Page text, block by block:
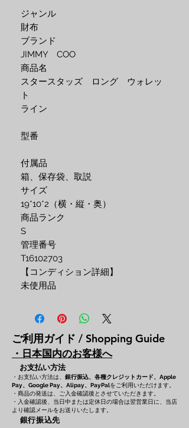
ジャンル
財布
ブランド
JIMMY　COO
商品名
スタースタッズ　ロング　ウォレッ
ト
ライン
型番
付属品
箱、保存袋、取説
サイズ
19*10*2（横・縦・奥）
商品ランク
S
管理番号
T16102703
【コンディション詳細】
未使用品
ご利用ガイド / Shopping Guide
・日本国内のお客様へ
お支払い方法
・お支払い方法は、 銀行振込、各種クレジットカード、 Apple
Pay、Google Pay、Alipay、PayPalをご利用いただけます。
・商品の発送は、ご入金確認後とさせていただきます。
・入金確認後、当日中または定休日の場合は翌営業日に、当店
より確認メールをお送りいたします。
銀行振込先